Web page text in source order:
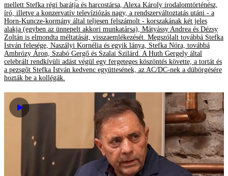
mellett Stefka régi barátja és harcostársa, Alexa Károly irodalomtörténész,
író, illetve a konzervatív televíziózás nagy, a rendszerváltoztatás utáni - a
Horn-Kuncze-kormány által teljesen felszámolt - korszakának két jeles
alakja (egyben az ünnepelt akkori munkatársa), Mátyássy Andrea és Dézsy
Zoltán is elmondta méltatását, visszaemlékezését. Megszólalt továbbá Stefka
István felesége, Naszályi Kornélia és egyik lánya, Stefka Nóra, továbbá
Ambrózy Áron, Szabó Gergő és Szalai Szilárd. A Huth Gergely által
celebrált rendkívüli adást végül egy fergeteges köszöntés követte, a tortát és
a pezsgőt Stefka István kedvenc együttesének, az AC/DC-nek a dübörgésére
hozták be a kollégák.